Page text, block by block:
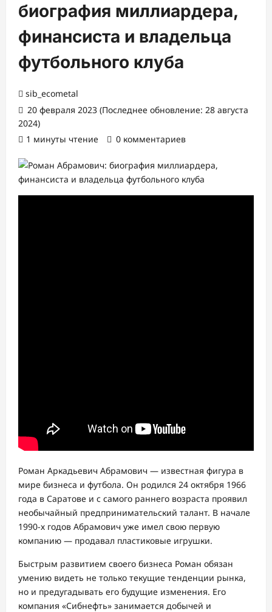
биография миллиардера,
финансиста и владельца
футбольного клуба
sib_ecometal
20 февраля 2023 (Последнее обновление: 28 августа
2024)
1 минуты чтение
0 комментариев
Роман Аркадьевич Абрамович — известная фигура в
мире бизнеса и футбола. Он родился 24 октября 1966
года в Саратове и с самого раннего возраста проявил
необычайный предпринимательский талант. В начале
1990-х годов Абрамович уже имел свою первую
компанию — продавал пластиковые игрушки.
Быстрым развитием своего бизнеса Роман обязан
умению видеть не только текущие тенденции рынка,
но и предугадывать его будущие изменения. Его
компания «Сибнефть» занимается добычей и